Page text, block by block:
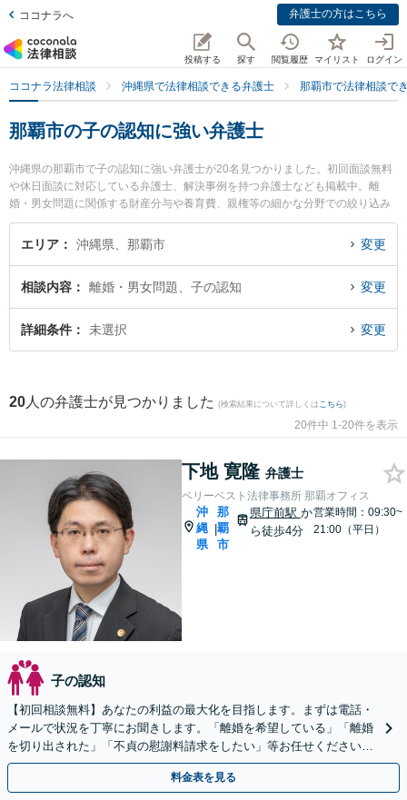
ココナラへ 弁護士の方はこちら
投稿する 探す 閲覧履歴 マイリスト ログイン
ココナラ法律相談 沖縄県で法律相談できる弁護士 那覇市で法律相談で
那覇市の子の認知に強い弁護士
沖縄県の那覇市で子の認知に強い弁護士が20名見つかりました。初回面談無料
や休日面談に対応している弁護士、解決事例を持つ弁護士なども掲載中。離
婚・男女問題に関係する財産分与や養育費、親権等の細かな分野での絞り込み
検索もでき便利です。特にベリーベスト法律事務所 那覇オフィスの下地 寛隆弁
護士や弁護士法人ACLOGOSの真栄里 嘉邦弁護士、きびたき法律事務所の久納
したい』『子の認知のトラブル解決の実績豊富な近くの弁護士を検索したい』
『初回相談無料で子の認知を法律相談できる那覇市内の弁護士に相談予約した
い』などでお困りの相談者さんにおすすめです。
エリア 沖縄県、那覇市 変更
相談内容 離婚・男女問題、子の認知 変更
詳細条件 未選択 変更
20 人の弁護士が見つかりました (検索結果について詳しくは こちら)
20件中 1-20件を表示
下地 寛隆 弁護士
ベリーベスト法律事務所 那覇オフィス
沖
縄
県
|
那
覇
市
県庁前駅 か
ら徒歩4分
営業時間：09:30~
21:00（平日）
子の認知
【初回相談無料】あなたの利益の最大化を目指します。まずは電話・
メールで状況を丁寧にお聞きします。「離婚を希望している」「離婚
を切り出された」「不貞の慰謝料請求をしたい」等お任せください。
【リーズナブルな料金設定】
料金表を見る